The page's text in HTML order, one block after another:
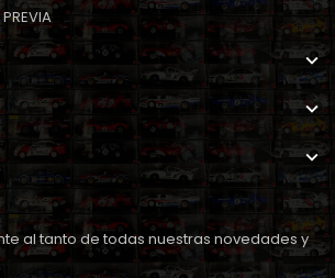
al tanto de todas nuestras novedades y